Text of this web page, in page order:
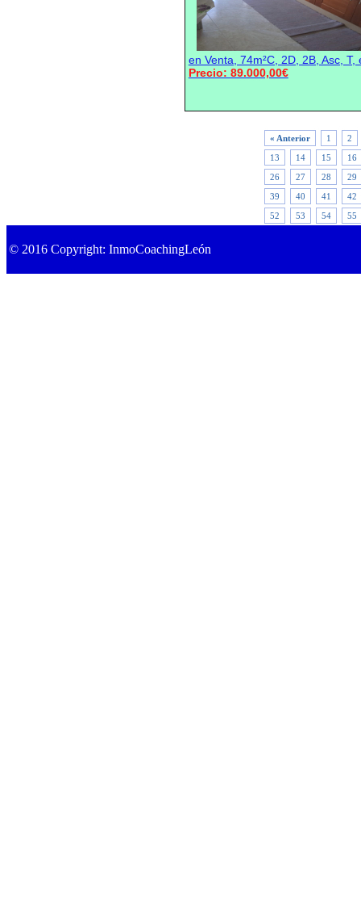
en Venta, 74m²C, 2D, 2B, Asc,
Precio: 89.000,00€
« Anterior 1
2
13
14 15
16
26
27 28
29
39
40 41
42
52
53 54 55
© 2016 Copyright: InmoCoachingLeón